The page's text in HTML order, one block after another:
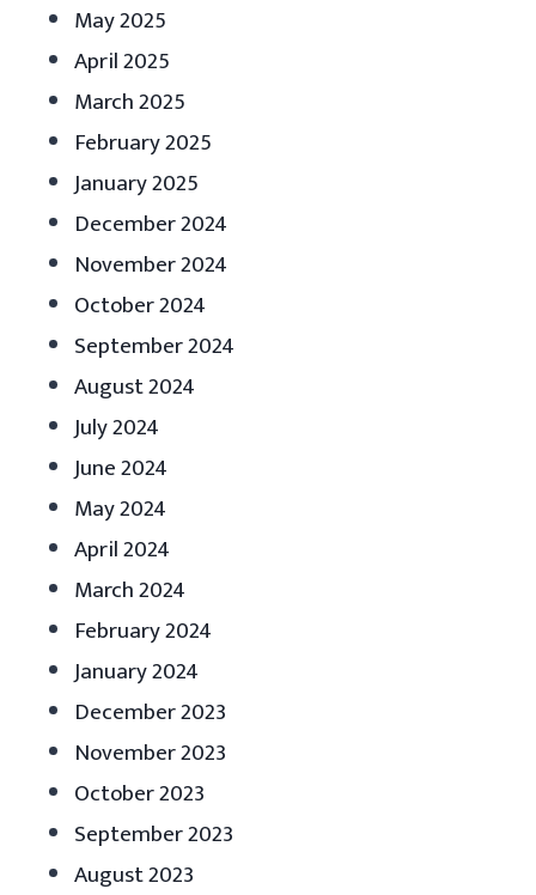
May 2025
April 2025
March 2025
February 2025
January 2025
December 2024
November 2024
October 2024
September 2024
August 2024
July 2024
June 2024
May 2024
April 2024
March 2024
February 2024
January 2024
December 2023
November 2023
October 2023
September 2023
August 2023